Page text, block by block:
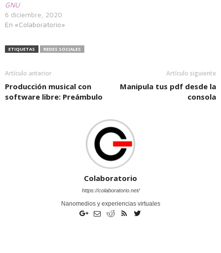
GNU
6 diciembre, 2020
En «Colaboratorio»
ETIQUETAS REDES SOCIALES
Artículo anterior
Producción musical con
software libre: Preámbulo
Artículo siguiente
Manipula tus pdf desde la
consola
Colaboratorio
https://colaboratorio.net/
Nanomedios y experiencias virtuales